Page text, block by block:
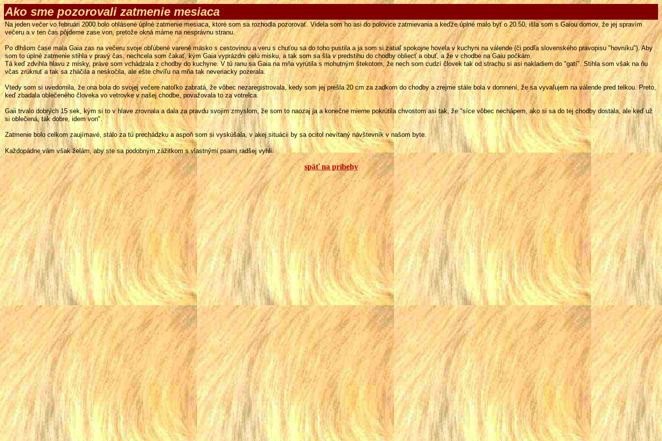
Ako sme pozorovali zatmenie mesiaca
Na jeden večer vo februári 2000 bolo ohlásené úplné zatmenie mesiaca, ktoré som sa rozhodlapozorovať. Videla som ho asi do polovice zatmievania a keďže úplné malo byť o 20.50, išla som s Gaiou domov, že jej spravím
večeru a v ten čas pôjdemezase von, pretože okná máme na nesprávnu stranu.
Po dlhšom čase mala Gaia zas na večeru svoje obľúbené varené mäsko s cestovinou a veru s chuťou sa do toho pustila a ja som si zatiaľ spokojne hovela v kuchyni na válende (či podľa slovenského pravopisu "hovníku"). Aby
som to úplné zatmenie stihla v pravý čas, nechcela som čakať, kým Gaia vyprázdni celú misku, a tak som sa šla v predstihu do chodby obliecť a obuť, a že v chodbe na Gaiu počkám.
Tá keď zdvihla hlavu z misky, práve som vchádzala z chodby do kuchyne. V tú ranu sa Gaia na mňa vyrútila s mohutným štekotom, že nech som cudzí človektak od strachu si asi nakladiem do "gatí". Stihla som však na ňu
včas zrúknuť a tak sa zháčila a neskočila, ale ešte chvíľu na mňa tak neveriacky pozerala.
Vtedy som si uvedomila, že ona bola do svojej večere natoľko zabratá, že vôbec nezaregistrovala, kedy som jej prešla 20 cm za zadkom do chodby azrejme stále bola v domnení, že sa vyvaľujem na válende pred telkou. Preto,
keď zbadalaoblečeného človeka vo vetrovke v našej chodbe, považovala to za votrelca.
Gaii trvalo dobrých 15 sek, kým si to v hlave zrovnala a dala za pravdusvojim zmyslom, že som to naozaj ja a konečne mierne pokrútila chvostom asi tak, že "síce vôbec nechápem, ako si sa do tej chodby dostala, ale keď už
si oblečená, tak dobre, idem von".
Zatmenie bolo celkom zaujímavé, stálo za tú prechádzku a aspoň som si vyskúšala, v akej situácii by sa ocitol nevítaný návštevník v našom byte.
Každopádne vám však želám, aby ste sa podobným zážitkom s vlastnými psami radšej vyhli.
späť na príbehy